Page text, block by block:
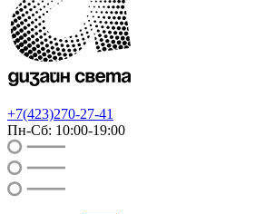
+7(423)270-27-41
Пн-Сб: 10:00-19:00